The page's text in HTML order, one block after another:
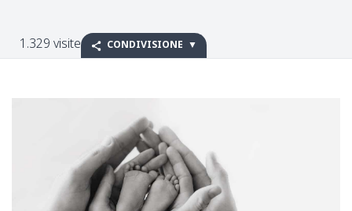
1.329 visite CONDIVISIONE